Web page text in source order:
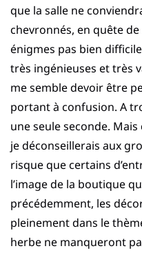
que la salle ne
chevronnés, en quête
énigmes pas bien
très ingénieuses et très
me semble devoir être
portant à confusion. A
une seule seconde.
je déconseillerais aux
risque que certains
l’image de la boutique
précédemment, les
pleinement dans le
herbe ne manqueront